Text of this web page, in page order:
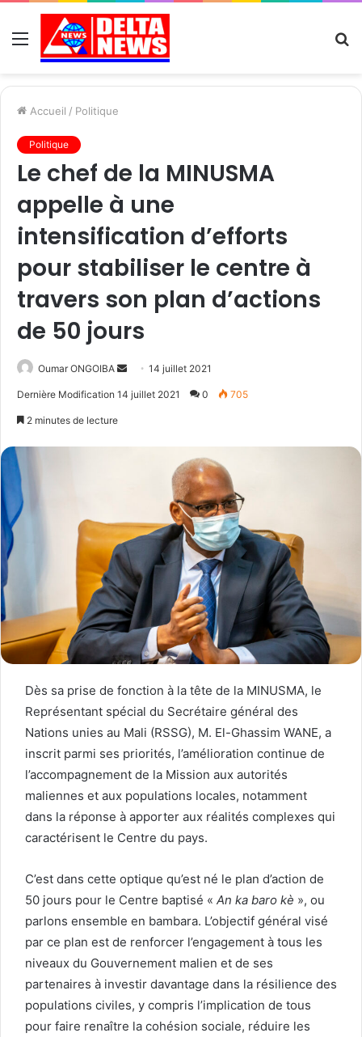
Menu
Accueil / Politique
Politique
Le chef de la MINUSMA
appelle à une
intensification d’efforts
pour stabiliser le centre à
travers son plan d’actions
de 50 jours
Oumar ONGOIBA
Send14 juillet 2021
Dernière Modification 14 juillet 2021 0 705
2 minutes de lecture
Dès sa prise de fonction à la tête de la MINUSMA, le
Représentant spécial du Secrétaire général des
Nations unies au Mali (RSSG), M. El-Ghassim WANE, a
inscrit parmi ses priorités, l’amélioration continue de
l’accompagnement de la Mission aux autorités
maliennes et aux populations locales, notamment
dans la réponse à apporter aux réalités complexes qui
caractérisent le Centre du pays.
C’est dans cette optique qu’est né le plan d’action de
50 jours pour le Centre baptisé « An ka baro kè », ou
parlons ensemble en bambara. L’objectif général visé
par ce plan est de renforcer l’engagement à tous les
niveaux du Gouvernement malien et de ses
partenaires à investir davantage dans la résilience des
populations civiles, y compris l’implication de tous
pour faire renaître la cohésion sociale, réduire les